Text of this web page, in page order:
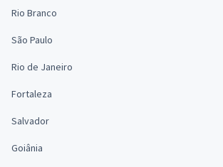
Rio Branco
São Paulo
Rio de Janeiro
Fortaleza
Salvador
Goiânia